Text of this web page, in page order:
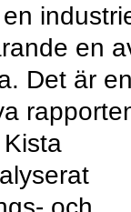
en
Det är